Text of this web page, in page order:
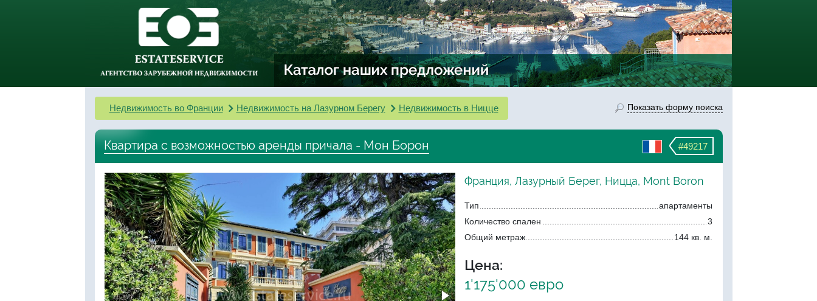
Недвижимость во Франции Недвижимость на Лазурном Берегу Недвижимость в Ницце Показать форму поиска
#49217
Квартира с возможностью аренды причала - Мон Борон
Франция, Лазурный Берег, Ницца, Mont Boron
Тип
апартаменты
Количество спален
3
Общий метраж
144 кв. м.
Цена:
1'175'000 евро